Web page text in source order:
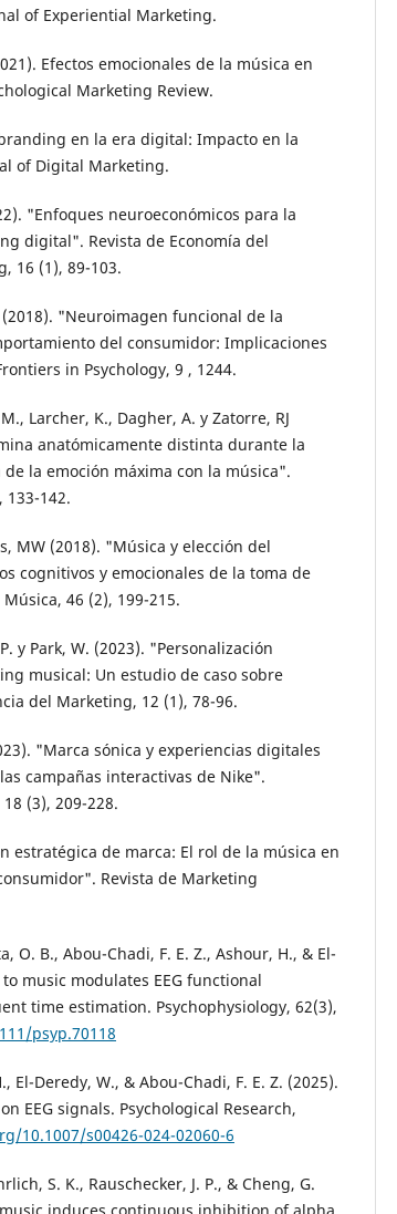
of Experiential Marketing.
Efectos emocionales de la música en
Marketing Review.
en la era digital: Impacto en la
of Digital Marketing.
"Enfoques neuroeconómicos para la
digital". Revista de Economía del
16 (1), 89-103.
(2018). "Neuroimagen funcional de la
del consumidor: Implicaciones
in Psychology, 9 , 1244.
Larcher, K., Dagher, A. y Zatorre, RJ
anatómicamente distinta durante la
la emoción máxima con la música".
133-142.
MW (2018). "Música y elección del
cognitivos y emocionales de la toma de
46 (2), 199-215.
y Park, W. (2023). "Personalización
musical: Un estudio de caso sobre
del Marketing, 12 (1), 78-96.
"Marca sónica y experiencias digitales
campañas interactivas de Nike".
(3), 209-228.
estratégica de marca: El rol de la música en
Revista de Marketing
O. B., Abou-Chadi, F. E. Z., Ashour, H., & El-
music modulates EEG functional
time estimation. Psychophysiology, 62(3),
psyp.70118
El-Deredy, W., & Abou-Chadi, F. E. Z. (2025).
EEG signals. Psychological Research,
10.1007/s00426-024-02060-6
S. K., Rauschecker, J. P., & Cheng, G.